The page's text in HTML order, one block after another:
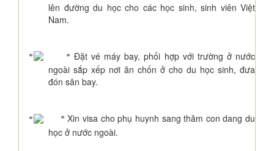
lên đường du học cho các học sinh, sinh viên Việt
Nam.
* Đặt vé máy bay, phối hợp với trường ở nước
ngoài sắp xếp nơi ăn chốn ở cho du học sinh, đưa
đón sân bay.
*Xin visa cho phụ huynh sang thăm con dang du
học ở nước ngoài.